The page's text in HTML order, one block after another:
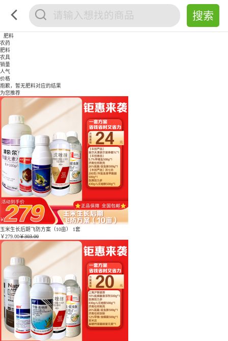
肥料
农药
肥料
农具
销量
人气
价格
抱歉，暂无肥料对应的结果
为您推荐
玉米生长后期飞防方案（10亩） 1套
￥279.00￥303.00